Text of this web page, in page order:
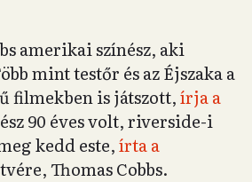
amerikai színész, aki
mint testőr és az Éjszaka a
filmekben is játszott,írja a
90 éves volt, riverside-i
kedd este,írta a
Thomas Cobbs.